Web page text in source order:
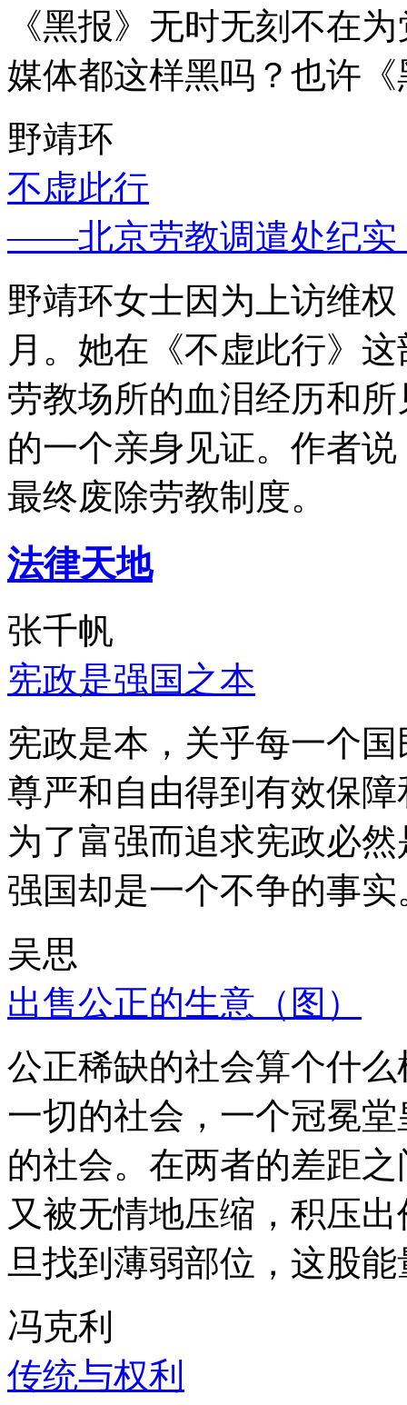
《黑报》无时无刻不在
媒体都这样黑吗？也许
野靖环
不虚此行
——北京劳教调遣处纪实
野靖环女士因为上访维
月。她在《不虚此行》
劳教场所的血泪经历和
的一个亲身见证。作者
最终废除劳教制度。
法律天地
张千帆
宪政是强国之本
宪政是本，关乎每一个
尊严和自由得到有效保
为了富强而追求宪政必
强国却是一个不争的事实
吴思
出售公正的生意（图）
公正稀缺的社会算个什
一切的社会，一个冠冕
的社会。在两者的差距
又被无情地压缩，积压
旦找到薄弱部位，这股
冯克利
传统与权利